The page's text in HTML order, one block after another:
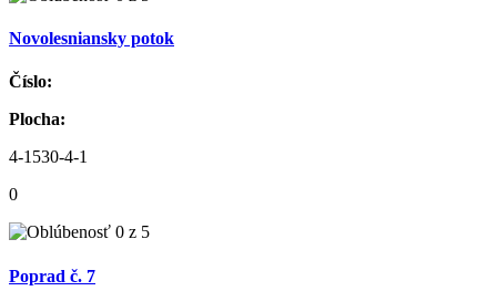
Novolesniansky potok
Číslo:
Plocha:
4-1530-4-1
0
Poprad č. 7